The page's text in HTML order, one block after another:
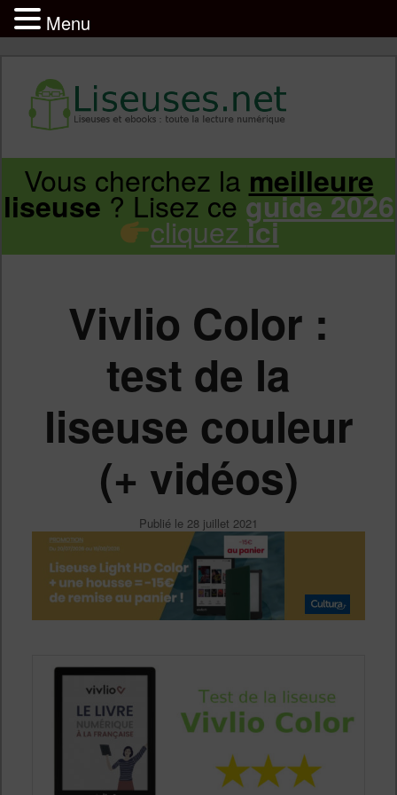
Infos sur les liseuses Kindle, Kobo,
Vivlio, Pocketbook
Aller
principal
Aller
secondaire
Vous cherchez la meilleure
liseuse? Lisez ceguide 2026
cliquez ici
Vivlio Color :
test de la
liseuse couleur
(+ vidéos)
Publié le 28 juillet 2021
Menu